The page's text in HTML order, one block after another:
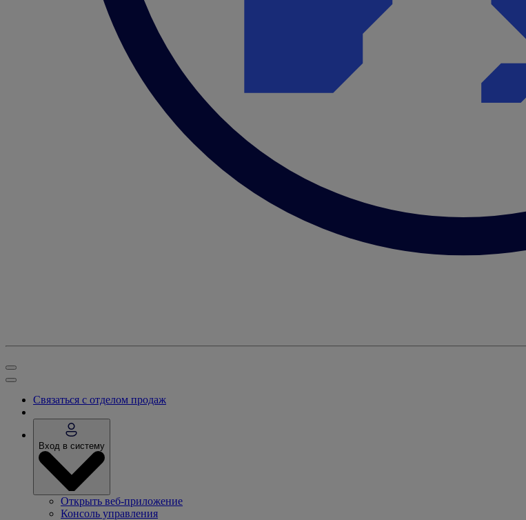
Связаться с отделом продаж
Вход в систему
Открыть веб-приложение
Консоль управления